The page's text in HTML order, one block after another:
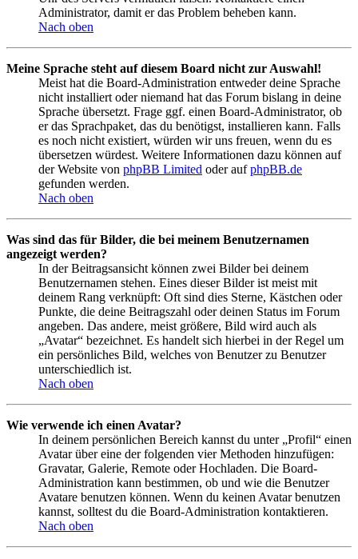
Administrator, damit er das Problem beheben kann.
Nach oben
Meine Sprache steht auf diesem Board nicht zur Auswahl!
Meist hat die Board-Administration entweder deine Sprache
nicht installiert oder niemand hat das Forum bislang in deine
Sprache übersetzt. Frage ggf. einen Board-Administrator, ob
er das Sprachpaket, das du benötigst, installieren kann. Falls
es noch nicht existiert, würden wir uns freuen, wenn du es
übersetzen würdest. Weitere Informationen dazu können auf
der Website von phpBB Limited oder aufphpBB.de
gefunden werden.
Nach oben
Was sind das für Bilder, die bei meinem Benutzernamen
angezeigt werden?
In der Beitragsansicht können zwei Bilder bei deinem
Benutzernamen stehen. Eines dieser Bilder ist meist mit
deinem Rang verknüpft: Oft sind dies Sterne, Kästchen oder
Punkte, die deine Beitragszahl oder deinen Status im Forum
angeben. Das andere, meist größere, Bild wird auch als
„Avatar“ bezeichnet. Es handelt sich hierbei in der Regel um
ein persönliches Bild, welches von Benutzer zu Benutzer
unterschiedlich ist.
Nach oben
Wie verwende ich einen Avatar?
In deinem persönlichen Bereich kannst du unter „Profil“ einen
Avatar über eine der folgenden vier Methoden hinzufügen:
Gravatar, Galerie, Remote oder Hochladen. Die Board-
Administration kann bestimmen, ob und wie die Benutzer
Avatare benutzen können. Wenn du keinen Avatar benutzen
kannst, solltest du die Board-Administration kontaktieren.
Nach oben